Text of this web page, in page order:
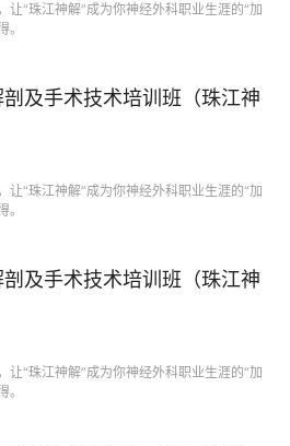
。获得2016年中华医学会中华神外好青年全国手
放射学学术大会读片比赛二等奖等。
“珠江神解”成为你神经外科职业生涯的“加
及手术技术培训班（珠江神
“珠江神解”成为你神经外科职业生涯的“加
及手术技术培训班（珠江神
“珠江神解”成为你神经外科职业生涯的“加